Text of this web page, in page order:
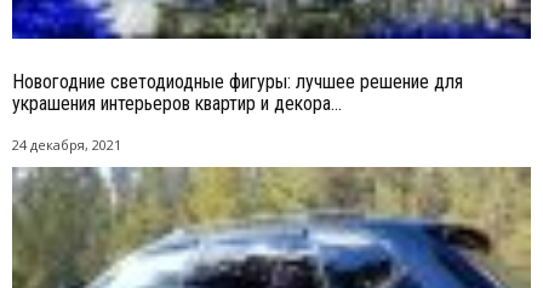
Новогодние светодиодные фигуры: лучшее решение для
украшения интерьеров квартир и декора...
24 декабря, 2021